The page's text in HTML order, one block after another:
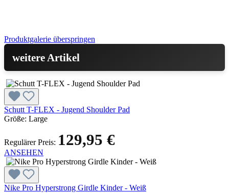
Produktgalerie überspringen
weitere Artikel
Schutt T-FLEX - Jugend Shoulder Pad
Größe: Large
Regulärer Preis: 129,95 €
ANSEHEN
Nike Pro Hyperstrong Girdle Kinder - Weiß